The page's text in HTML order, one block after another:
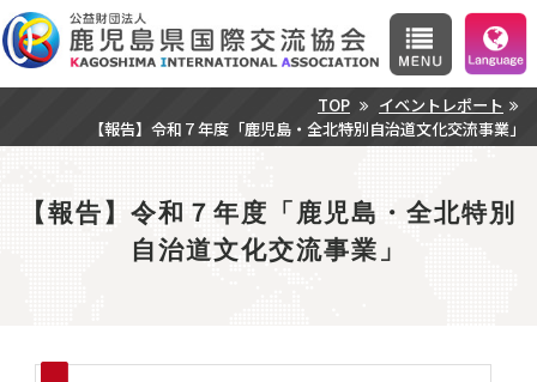
TOP
イベントレポート
【報告】令和７年度「鹿児島・全北特別自治道文化交流事業」
【報告】令和７年度「鹿児島・全北特別
自治道文化交流事業」